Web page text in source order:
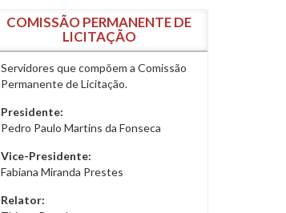
COMISSÃO PERMANENTE DE
LICITAÇÃO
Servidores que compõem a Comissão
Permanente de Licitação.
Presidente:
Pedro Paulo Martins da Fonseca
Vice-Presidente:
Fabiana Miranda Prestes
Relator: